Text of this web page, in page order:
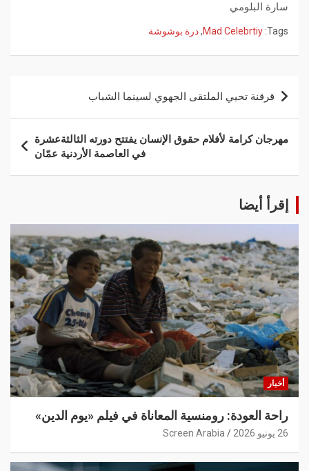
سارة البلومي
Tags:
Mad Celebrtiy
,درة بوشوشة
قرقنة تحيي الملتقى الجهوي لسينما الشباب
مهرجان كرامة لأفلام حقوق الإنسان يفتتح دورته الثالثةعشرة
في العاصمة الأردنية عمّان
إقرأ أيضا
أخبار
راحة العودة: رومنسية المعاناة في فيلم «يوم الدين»
26 يونيو 2026 Screen Arabia